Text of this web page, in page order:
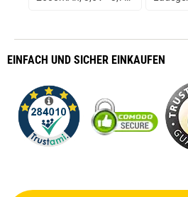
EINFACH UND SICHER EINKAUFEN